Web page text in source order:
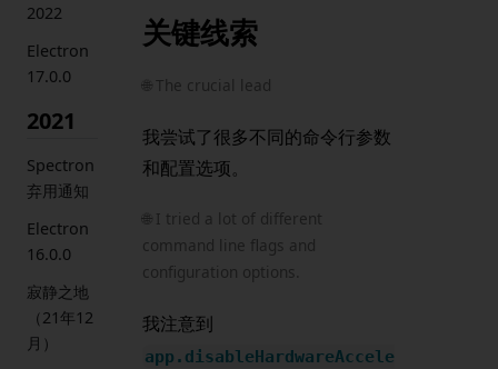
2022
Electron
17.0.0
2021
Spectron
弃用通知
Electron
16.0.0
寂静之地
（21年12
月）
关键线索
🌐 The crucial lead
我尝试了很多不同的命令行参数
和配置选项。
🌐 I tried a lot of different
command line flags and
configuration options.
我注意到
app.disableHardwareAccele